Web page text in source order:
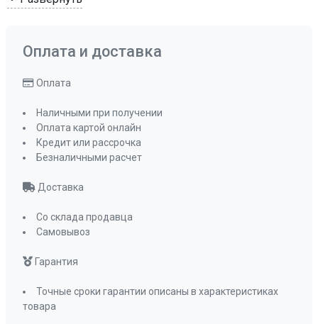
Класс стирки
Уровень шума при отжиме, дБ
Тип управления
Материал барабана
Цвет
Контроль пенообразования
Быстрая стирка
Интенсивная стирка
Летние вещи
да
Нижнее бельё
Оплата и доставка
Оплата
Наличными при получении
Оплата картой онлайн
Кредит или рассрочка
Безналичными расчет
Доставка
Со склада продавца
Самовывоз
Гарантия
Точные сроки гарантии описаны в характеристиках
товара